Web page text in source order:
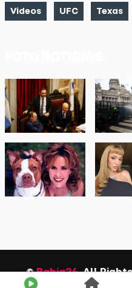
Videos UFC Texas
©Bahia24. All